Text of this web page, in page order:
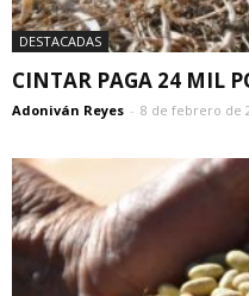
DESTACADAS
CINTAR PAGA 24 MIL
Adoniván Reyes - 8 de febrero de